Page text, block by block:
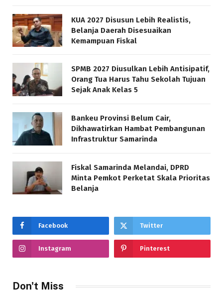
KUA 2027 Disusun Lebih Realistis,
Belanja Daerah Disesuaikan
Kemampuan Fiskal
SPMB 2027 Diusulkan Lebih Antisipatif,
Orang Tua Harus Tahu Sekolah Tujuan
Sejak Anak Kelas 5
Bankeu Provinsi Belum Cair,
Dikhawatirkan Hambat Pembangunan
Infrastruktur Samarinda
Fiskal Samarinda Melandai, DPRD
Minta Pemkot Perketat Skala Prioritas
Belanja
Facebook Twitter
Instagram Pinterest
Don't Miss